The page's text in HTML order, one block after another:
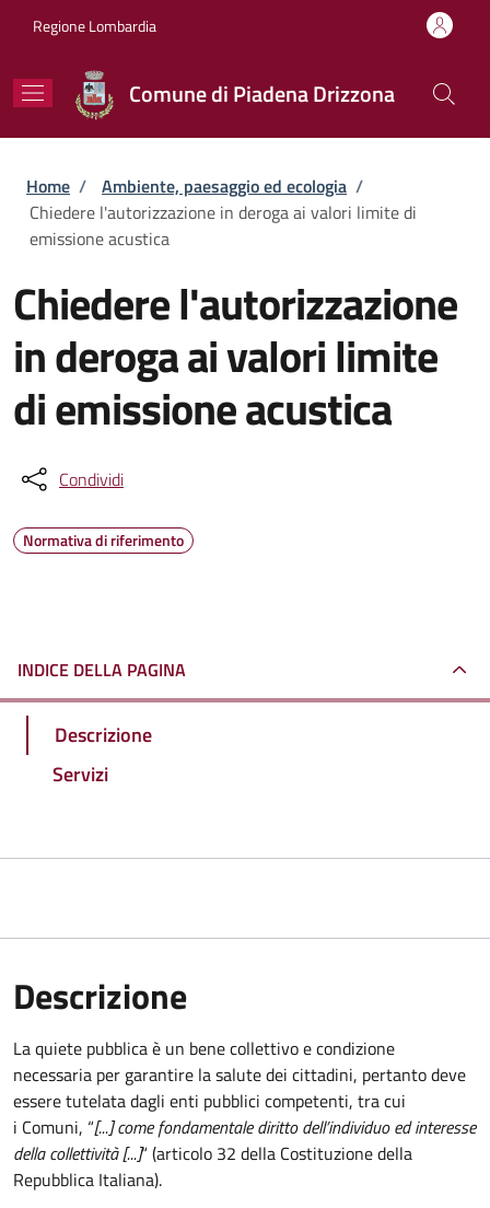
Regione Lombardia
Comune di Piadena Drizzona
Briciole di pane
Home / Ambiente, paesaggio ed ecologia /
Chiedere l'autorizzazione in deroga ai valori limite di
emissione acustica
Chiedere l'autorizzazione
in deroga ai valori limite
di emissione acustica
Condividi
Normativa di riferimento
INDICE DELLA PAGINA
Descrizione
Servizi
Descrizione
La quiete pubblica è un bene collettivo e condizione
necessaria per garantire la salute dei cittadini, pertanto deve
essere tutelata dagli enti pubblici competenti, tra cui
i Comuni, “[...] come fondamentale diritto dell’individuo ed interesse
della collettività [...]“ (articolo 32 della Costituzione della
Repubblica Italiana).